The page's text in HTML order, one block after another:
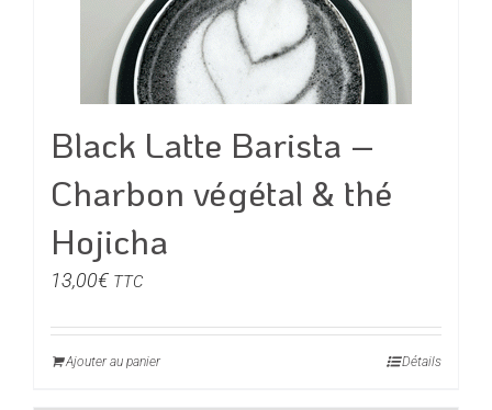
page
du
produit
Black Latte Barista –
Charbon végétal & thé
Hojicha
13,00€ TTC
Ajouter au panier Détails